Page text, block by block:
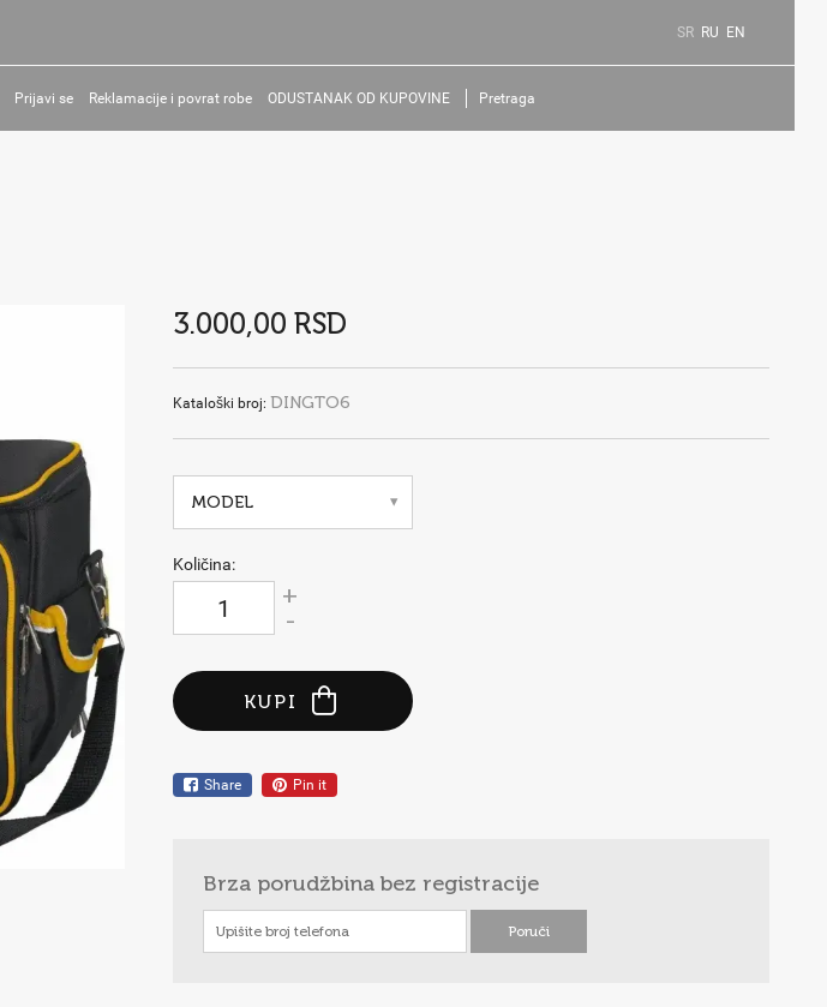
SR RU EN
Prijavi se Reklamacije i povrat robe ODUSTANAK OD KUPOVINE Pretraga
3.000,00 RSD
Kataloški broj: DINGTO6
Količina:
+
-
KUPI
Share Pin it
Brza porudžbina bez registracije